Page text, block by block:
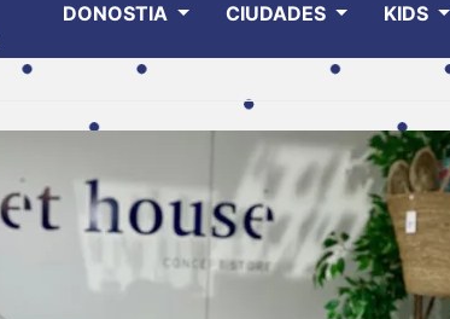
DONOSTIA CIUDADES KIDS